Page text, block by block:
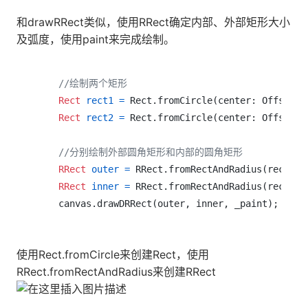
和drawRRect类似，使用RRect确定内部、外部矩形大小
及弧度，使用paint来完成绘制。
//绘制两个矩形
Rect
rect1 = Rect.fromCircle(center: Offset(
Rect
rect2 = Rect.fromCircle(center: Offset(
//分别绘制外部圆角矩形和内部的圆角矩形
RRect
outer =
RRect
inner =
使用Rect.fromCircle来创建Rect，使用
RRect.fromRectAndRadius来创建RRect